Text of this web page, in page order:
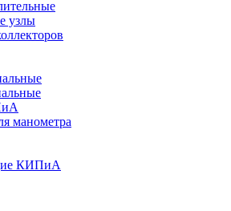
узлы
манометра
КИПиА